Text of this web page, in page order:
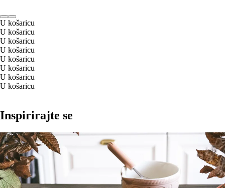
U košaricu
U košaricu
U košaricu
U košaricu
U košaricu
U košaricu
U košaricu
U košaricu
Inspirirajte se